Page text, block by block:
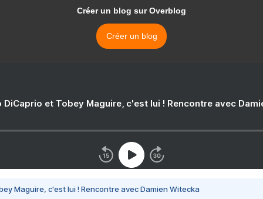
Créer un blog sur Overblog
Créer un blog
DiCaprio et Tobey Maguire, c'est lui ! Rencontre avec
Maguire, c'est lui ! Rencontre avec Damien Witecka